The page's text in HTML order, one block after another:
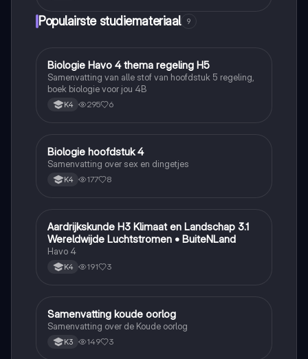
Populairste studiemateriaal 9
Biologie
Biologie Havo 4 thema regeling H5
Samenvatting van alle stof van hoofdstuk 5 regeling,
boek biologie voor jou 4B
K4 295 6
Biologie
Biologie hoofdstuk 4
Samenvatting over sex en dingetjes
K4 177 8
Aardrijkskunde
Aardrijkskunde H3 Klimaat en Landschap 3.1
Wereldwijde Luchtstromen • BuiteNLand
Havo 4
K4 191 3
Geschiedenis
Samenvatting koude oorlog
Samenvatting over de Koude oorlog
K3 149 3